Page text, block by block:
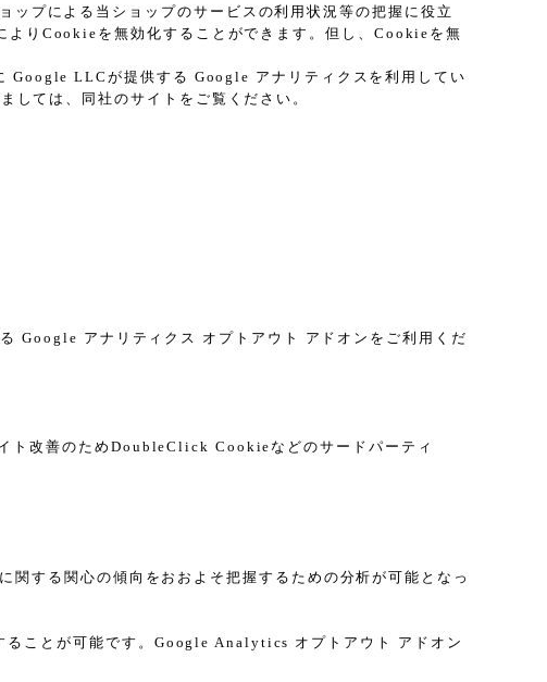
ップによる当ショップのサービスの利用状況等の把握に役立
よりCookieを無効化することができます。但し、Cookieを無
Google LLCが提供する Google アナリティクスを利用してい
ては、同社のサイトをご覧ください。
Google アナリティクス オプトアウト アドオンをご利用くだ
ト改善のためDoubleClick Cookieなどのサードパーティ
する関心の傾向をおおよそ把握するための分析が可能となっ
ることが可能です。Google Analytics オプトアウト アドオン